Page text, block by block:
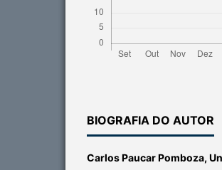
BIOGRAFIA DO AUTOR
Carlos Paucar Pomboza,